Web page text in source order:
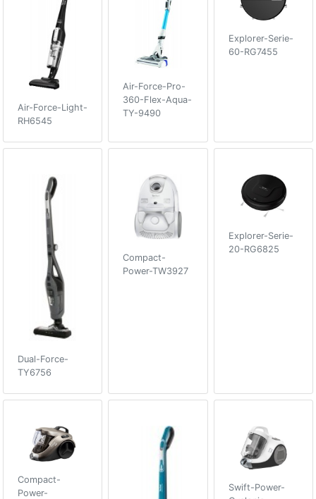
Air-Force-Light-
RH6545
Air-Force-Pro-
360-Flex-Aqua-
TY-9490
Explorer-Serie-
60-RG7455
Dual-Force-
TY6756
Compact-
Power-TW3927
Explorer-Serie-
20-RG6825
Compact-
Power-
Swift-Power-